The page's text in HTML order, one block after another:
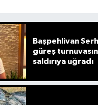
Başpehlivan
güreş
saldırıya uğradı